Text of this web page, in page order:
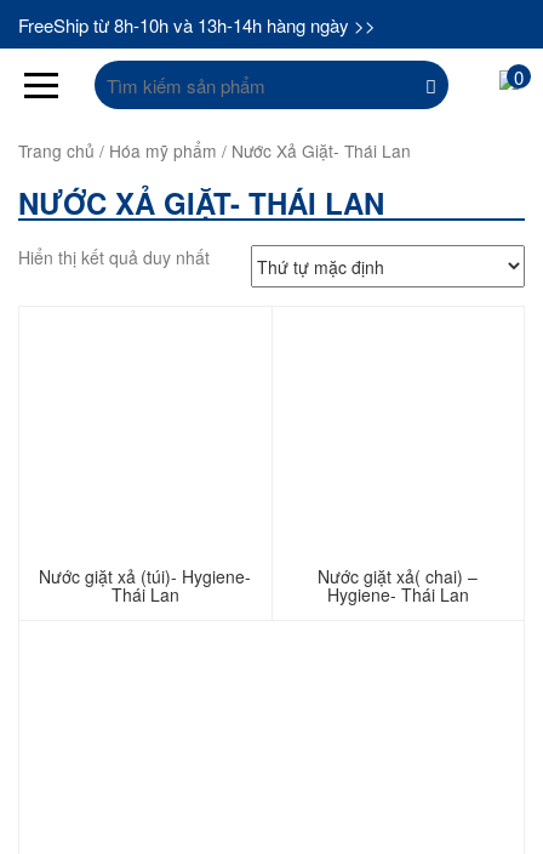
FreeShip từ 8h-10h và 13h-14h hàng ngày >>
Tìm
kiếm:
0
Trang chủ / Hóa mỹ phẩm / Nước Xả Giặt- Thái Lan
NƯỚC XẢ GIẶT- THÁI LAN
Hiển thị kết quả duy nhất
Nước giặt xả (túi)- Hygiene-
Thái Lan
Nước giặt xả( chai) –
Hygiene- Thái Lan